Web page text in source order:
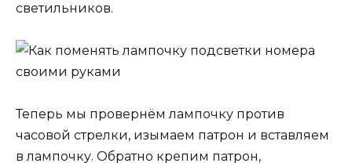
светильников.
Теперь мы провернём лампочку против
часовой стрелки, изымаем патрон и вставляем
в лампочку. Обратно крепим патрон,